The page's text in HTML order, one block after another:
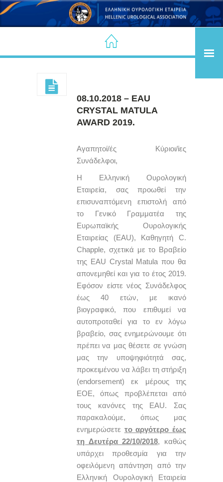
08.10.2018 – EAU
CRYSTAL MATULA
AWARD 2019.
Αγαπητοί/ές Κύριοι/ίες
Συνάδελφοι,
Η Ελληνική Ουρολογική
Εταιρεία, σας προωθεί την
επισυναπτόμενη επιστολή από
το Γενικό Γραμματέα της
Ευρωπαϊκής Ουρολογικής
Εταιρείας (EAU), Καθηγητή C.
Chapple, σχετικά με το Βραβείο
της EAU Crystal Matula που θα
απονεμηθεί και για το έτος 2019.
Εφόσον είστε νέος Συνάδελφος
έως 40 ετών, με ικανό
βιογραφικό, που επιθυμεί να
αυτοπροταθεί για το εν λόγω
βραβείο, σας ενημερώνουμε ότι
πρέπει να μας θέσετε σε γνώση
μας την υποψηφιότητά σας,
προκειμένου να λάβει τη στήριξη
(endorsement) εκ μέρους της
ΕΟΕ, όπως προβλέπεται από
τους κανόνες της EAU. Σας
παρακαλούμε, όπως μας
ενημερώσετε το αργότερο έως
τη Δευτέρα 22/10/2018, καθώς
υπάρχει προθεσμία για την
οφειλόμενη απάντηση από την
Ελληνική Ουρολογική Εταιρεία